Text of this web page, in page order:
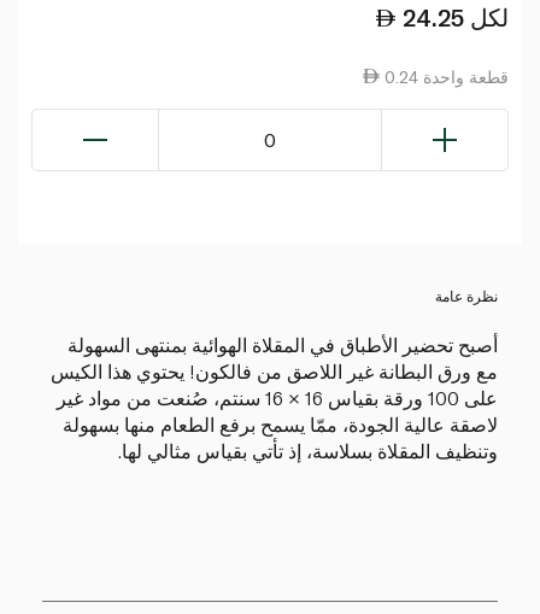
24.25 لكل
0.24 قطعة واحدة
0
نظرة عامة
أصبح تحضير الأطباق في المقلاة الهوائية بمنتهى السهولة
مع ورق البطانة غير اللاصق من فالكون! يحتوي هذا الكيس
على 100 ورقة بقياس 16 × 16 سنتم، صُنعت من مواد غير
لاصقة عالية الجودة، ممّا يسمح برفع الطعام منها بسهولة
وتنظيف المقلاة بسلاسة، إذ تأتي بقياس مثالي لها.